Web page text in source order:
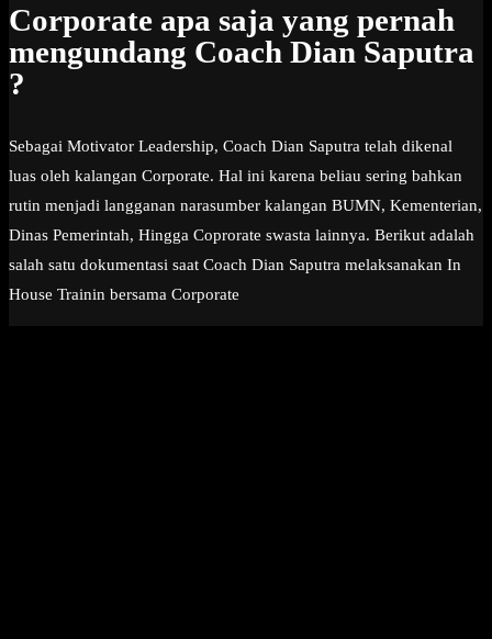
Corporate apa saja yang pernah
mengundang Coach Dian Saputra
?
Sebagai Motivator Leadership, Coach Dian Saputra telah dikenal
luas oleh kalangan Corporate. Hal ini karena beliau sering bahkan
rutin menjadi langganan narasumber kalangan BUMN, Kementerian,
Dinas Pemerintah, Hingga Coprorate swasta lainnya. Berikut adalah
salah satu dokumentasi saat Coach Dian Saputra melaksanakan In
House Trainin bersama Corporate